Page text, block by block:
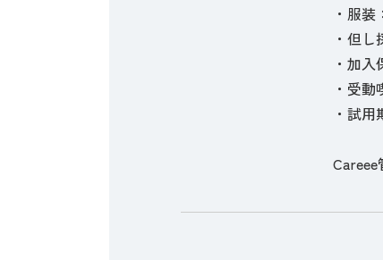
・服
・但
・加
・受
・試用
Careee